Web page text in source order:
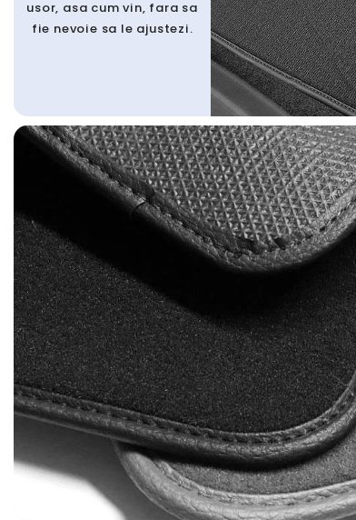
usor, asa cum vin, fara sa
fie nevoie sa le ajustezi.